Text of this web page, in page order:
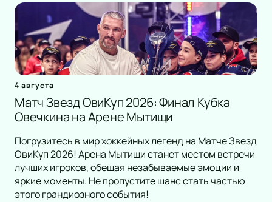
4 августа
Матч Звезд ОвиКуп 2026: Финал Кубка
Овечкина на Арене Мытищи
Погрузитесь в мир хоккейных легенд на Матче Звезд
ОвиКуп 2026! Арена Мытищи станет местом встречи
лучших игроков, обещая незабываемые эмоции и
яркие моменты. Не пропустите шанс стать частью
этого грандиозного события!